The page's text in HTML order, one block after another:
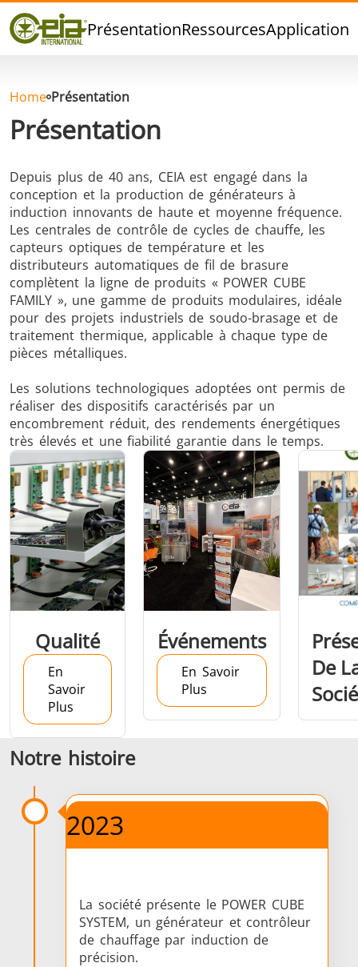
PrésentationRessourcesApplications
Qualité
Événements
Brasage Argent Brasage Etain Brasage
Brasage
Aluminium
Thermoscellage
Frettage
Générateur et
Contrôleur
Générateurs
Série SH
Home Présentation
Présentation
Depuis plus de 40 ans, CEIA est engagé dans la
conception et la production de générateurs à
induction innovants de haute et moyenne fréquence.
Les centrales de contrôle de cycles de chauffe, les
capteurs optiques de température et les
distributeurs automatiques de fil de brasure
complètent la ligne de produits « POWER CUBE
FAMILY », une gamme de produits modulaires, idéale
pour des projets industriels de soudo-brasage et de
traitement thermique, applicable à chaque type de
pièces métalliques.
Les solutions technologiques adoptées ont permis de
réaliser des dispositifs caractérisés par un
encombrement réduit, des rendements énergétiques
très élevés et une fiabilité garantie dans le temps.
Qualité
En
Savoir
Plus
Événements
En Savoir
Plus
De
Notre histoire
2023
La société présente le POWER CUBE
SYSTEM, un générateur et contrôleur
de chauffage par induction de
précision.